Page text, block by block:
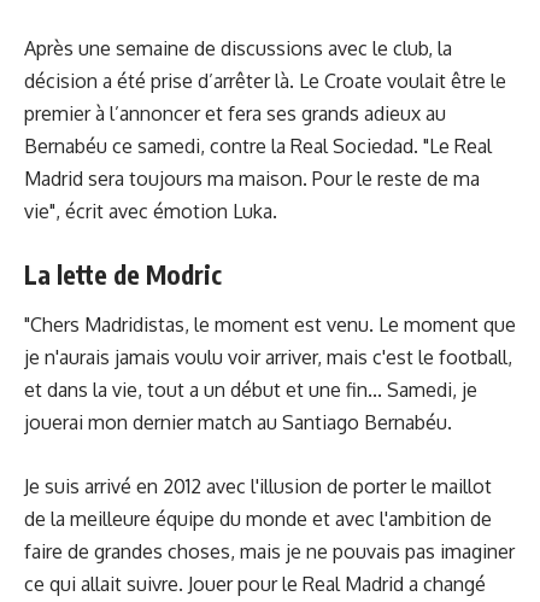
Après une semaine de discussions avec le club, la
décision a été prise d’arrêter là. Le Croate voulait être le
premier à l’annoncer et fera ses grands adieux au
Bernabéu ce samedi, contre la Real Sociedad. "Le Real
Madrid sera toujours ma maison. Pour le reste de ma
vie", écrit avec émotion Luka.
La lette de Modric
"Chers Madridistas, le moment est venu. Le moment que
je n'aurais jamais voulu voir arriver, mais c'est le football,
et dans la vie, tout a un début et une fin... Samedi, je
jouerai mon dernier match au Santiago Bernabéu.
Je suis arrivé en 2012 avec l'illusion de porter le maillot
de la meilleure équipe du monde et avec l'ambition de
faire de grandes choses, mais je ne pouvais pas imaginer
ce qui allait suivre. Jouer pour le Real Madrid a changé